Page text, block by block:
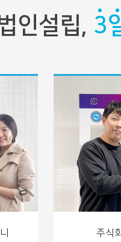
으로 오가는 시간이 걸리기 때
성을 빠르게 정해주세요. 등
게 답변해주세요. 설립에 필요한
기
계에서 사업장 부적합 판정을
식점업, 공장업, 제조업, 창고업
작업, 컨설팅업 등
판단이 상이하므로 가급적
보기
이 현재의 개인사업자를 운
겸직하는 것도 각 회사가 양해
고 주식을 취득한 사람으로서
아 직접 회사를 경영하는 사람
인설립, 3
주식